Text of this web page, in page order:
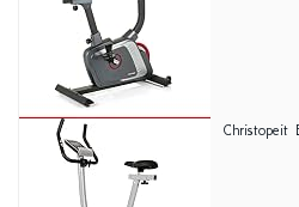
Christopeit